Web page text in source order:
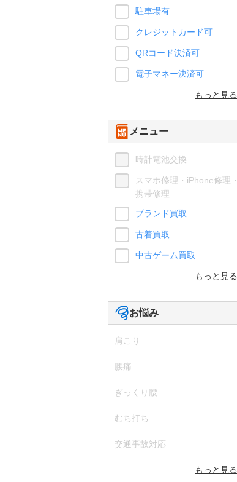
駐車場有
クレジットカード可
QRコード決済可
電子マネー決済可
もっと見る
メニュー
時計電池交換
スマホ修理・iPhone修理・
携帯修理
ブランド買取
古着買取
中古ゲーム買取
もっと見る
お悩み
肩こり
腰痛
ぎっくり腰
むち打ち
交通事故対応
もっと見る